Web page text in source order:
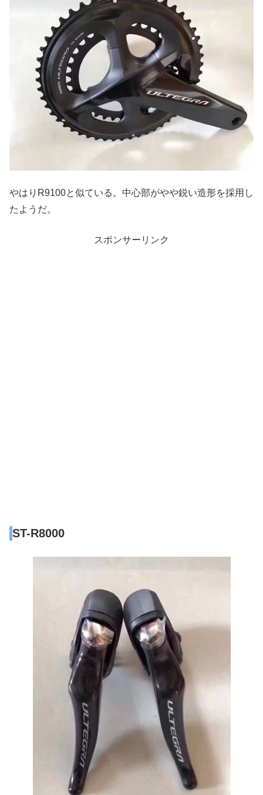
やはりR9100と似ている。中心部がやや鋭い造形を採用し
たようだ。
スポンサーリンク
ST-R8000